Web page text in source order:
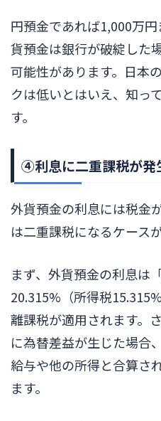
円預金であれば1,000万
貨預金は銀行が破綻した
可能性があります。日本
クは低いとはいえ、知っ
す。
④利息に二重課税が発
外貨預金の利息には税金
は二重課税になるケース
まず、外貨預金の利息は
20.315%（所得税
離課税が適用されます。
に為替差益が生じた場合
給与や他の所得と合算さ
ます。